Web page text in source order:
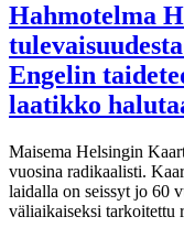
Hahmotelma
Engelin
laatikko
Maisema Helsingin
vuosina radikaalisti.
laidalla on seissyt jo 60
väliaikaiseksi tarkoitettu